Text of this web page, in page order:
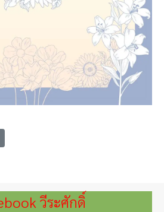
อเรียนรู้เรื่องการแก้ไขปัญหาฝุ่น PM 2.5
ไป: ระบบนิเวศน์ในธรรมชาติของโลก กับเศรษฐ
วีระศักดิ์